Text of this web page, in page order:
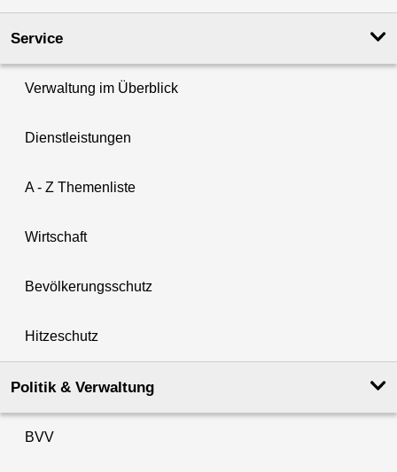
Service
Verwaltung im Überblick
Dienstleistungen
A - Z Themenliste
Wirtschaft
Bevölkerungsschutz
Hitzeschutz
Politik & Verwaltung
BVV